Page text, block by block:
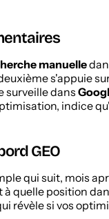
manuelle
s'appuie
surveille dans
indice
GEO
qui suit, mois
quelle position
révèle si vos